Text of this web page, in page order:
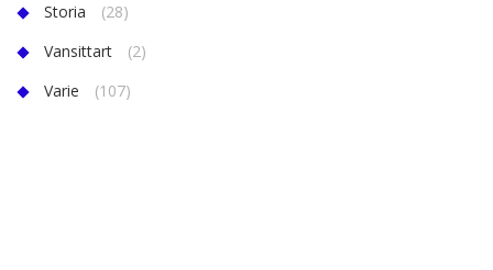
Storia
(28)
Vansittart
(2)
Varie
(107)